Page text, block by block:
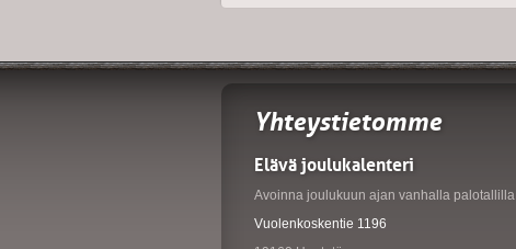
Yhteystietomme
Elävä joulukalenteri
Avoinna joulukuun ajan vanhalla palotallilla
Vuolenkoskentie 1196